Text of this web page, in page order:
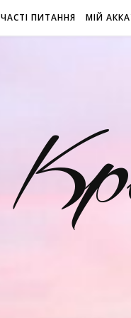
ЧАСТІ ПИТАННЯ МІЙ